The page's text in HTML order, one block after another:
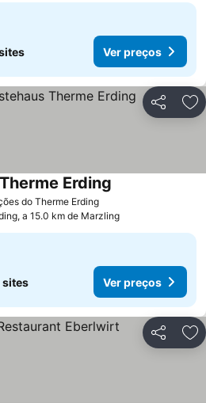
Ver preços
Partilhar
do Therme ErdingVer preços
Erding
a 15.0 km de Marzling
sites Ver preços
Partilhar